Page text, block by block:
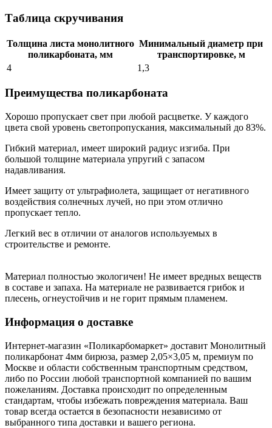
Таблица скручивания
Толщина листа монолитного
поликарбоната, мм
Минимальный диаметр при
транспортировке, м
4
1,3
Преимущества поликарбоната
Хорошо пропускает свет при любой расцветке. У каждого
цвета свой уровень светопропускания, максимальный до 83%.
Гибкий материал, имеет широкий радиус изгиба. При
большой толщине материала упругий с запасом
надавливания.
Имеет защиту от ультрафиолета, защищает от негативного
воздействия солнечных лучей, но при этом отлично
пропускает тепло.
Легкий вес в отличии от аналогов используемых в
строительстве и ремонте.
Материал полностью экологичен! Не имеет вредных веществ
в составе и запаха. На материале не развивается грибок и
плесень, огнеустойчив и не горит прямым пламенем.
Информация о доставке
Интернет-магазин «Поликарбомаркет» доставит Монолитный
поликарбонат 4мм бирюза, размер 2,05×3,05 м, премиум по
Москве и области собственным транспортным средством,
либо по России любой транспортной компанией по вашим
пожеланиям. Доставка происходит по определенным
стандартам, чтобы избежать повреждения материала. Ваш
товар всегда остается в безопасности независимо от
выбранного типа доставки и вашего региона.